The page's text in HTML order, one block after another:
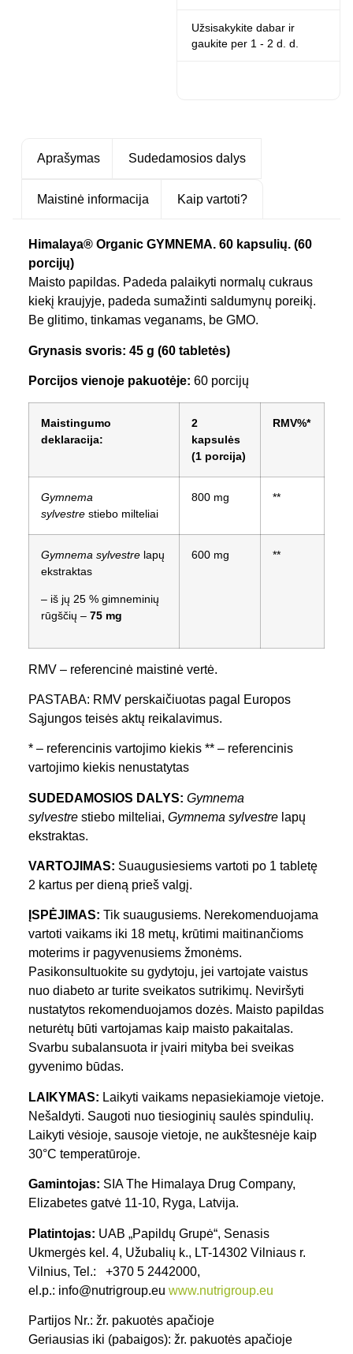
Užsisakykite dabar ir
gaukite per 1 - 2 d. d.
Aprašymas Sudedamosios dalys
Maistinė informacija Kaip vartoti?
Himalaya® Organic GYMNEMA. 60 kapsulių. (60
porcijų)
Maisto papildas. Padeda palaikyti normalų cukraus
kiekį kraujyje, padeda sumažinti saldumynų poreikį.
Be glitimo, tinkamas veganams, be GMO.
Grynasis svoris: 45 g (60 tabletės)
Porcijos vienoje pakuotėje: 60 porcijų
Maistingumo
deklaracija:
2
kapsulės
(1 porcija)
RMV%*
Gymnema
sylvestre stiebo milteliai
800 mg **
Gymnema sylvestre lapų
ekstraktas
– iš jų 25 % gimneminių
rūgščių – 75 mg
600 mg **
RMV – referencinė maistinė vertė.
PASTABA: RMV perskaičiuotas pagal Europos
Sąjungos teisės aktų reikalavimus.
* – referencinis vartojimo kiekis ** – referencinis
vartojimo kiekis nenustatytas
SUDEDAMOSIOS DALYS: Gymnema
sylvestre stiebo milteliai, Gymnema sylvestre lapų
ekstraktas.
VARTOJIMAS: Suaugusiesiems vartoti po 1 tabletę
2 kartus per dieną prieš valgį.
ĮSPĖJIMAS: Tik suaugusiems. Nerekomenduojama
vartoti vaikams iki 18 metų, krūtimi maitinančioms
moterims ir pagyvenusiems žmonėms.
Pasikonsultuokite su gydytoju, jei vartojate vaistus
nuo diabeto ar turite sveikatos sutrikimų. Neviršyti
nustatytos rekomenduojamos dozės. Maisto papildas
neturėtų būti vartojamas kaip maisto pakaitalas.
Svarbu subalansuota ir įvairi mityba bei sveikas
gyvenimo būdas.
LAIKYMAS: Laikyti vaikams nepasiekiamoje vietoje.
Nešaldyti. Saugoti nuo tiesioginių saulės spindulių.
Laikyti vėsioje, sausoje vietoje, ne aukštesnėje kaip
30°C temperatūroje.
Gamintojas: SIA The Himalaya Drug Company,
Elizabetes gatvė 11-10, Ryga, Latvija.
Platintojas: UAB „Papildų Grupė“, Senasis
Ukmergės kel. 4, Užubalių k., LT-14302 Vilniaus r.
Vilnius, Tel.: +370 5 2442000,
el.p.: info@nutrigroup.eu www.nutrigroup.eu
Partijos Nr.: žr. pakuotės apačioje
Geriausias iki (pabaigos): žr. pakuotės apačioje